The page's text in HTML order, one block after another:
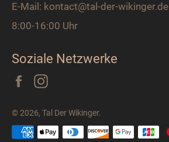
E-Mail: kontact@tal-der-wikinger.de
8:00-16:00 Uhr
Soziale Netzwerke
Facebook
© 2026, Tal Der Wikinger.
Zahlungsarten